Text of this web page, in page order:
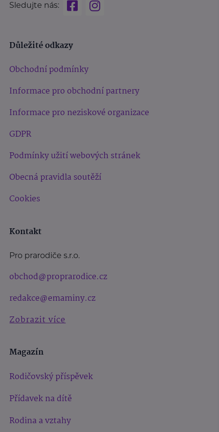
Sledujte nás:
Důležité odkazy
Obchodní podmínky
Informace pro obchodní partnery
Informace pro neziskové organizace
GDPR
Podmínky užití webových stránek
Obecná pravidla soutěží
Cookies
Kontakt
Pro prarodiče s.r.o.
obchod@proprarodice.cz
redakce@emaminy.cz
Zobrazit více
Magazín
Rodičovský příspěvek
Přídavek na dítě
Rodina a vztahy